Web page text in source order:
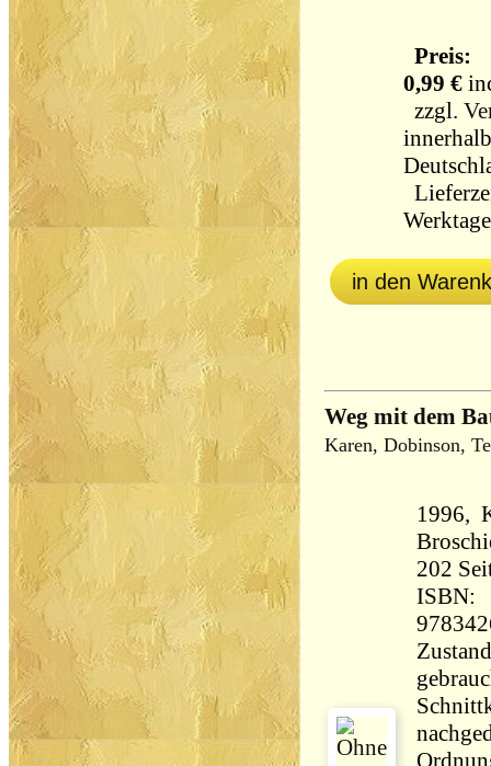
Preis:
0,99 €
zzgl.
innerhalb
in den
Weg mit dem
Karen, Dobinson,
1996,
202 Seiten
ISBN: